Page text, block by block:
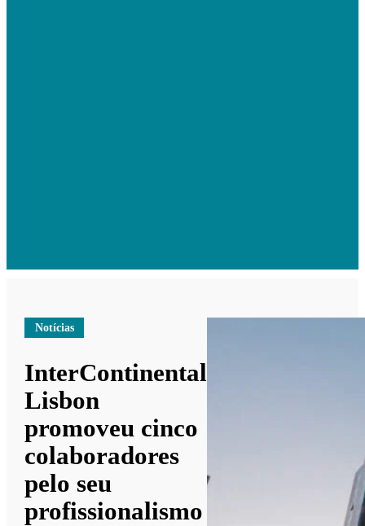
Notícias
InterContinental
Lisbon
promoveu cinco
colaboradores
pelo seu
profissionalismo